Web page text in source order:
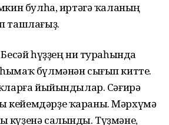
булһа, иртәгә ҡаланың
ташлағыҙ.
Бесәй һүҙҙең ни тураһында
бүлмәнән сығып китте.
йыйындылар. Сәғирә
кейемдәрҙе ҡараны. Мәрхүмә
күҙенә салынды. Түҙмәне,